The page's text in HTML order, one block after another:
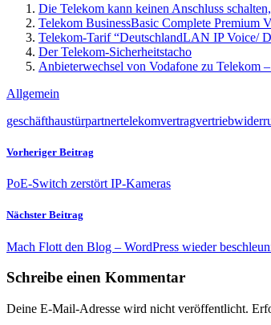
Die Telekom kann keinen Anschluss
Telekom BusinessBasic Complete Premium
Telekom-Tarif “DeutschlandLAN IP Voice/
Der Telekom-Sicherheitstacho
Anbieterwechsel von Vodafone zu Telekom
Allgemein
geschäfthaustürpartnertelekomvertragvertrieb
Vorheriger Beitrag
PoE-Switch zerstört IP-Kameras
Nächster Beitrag
Mach Flott den Blog – WordPress wieder
Schreibe einen Kommentar
Deine E-Mail-Adresse wird nicht veröffentlicht.